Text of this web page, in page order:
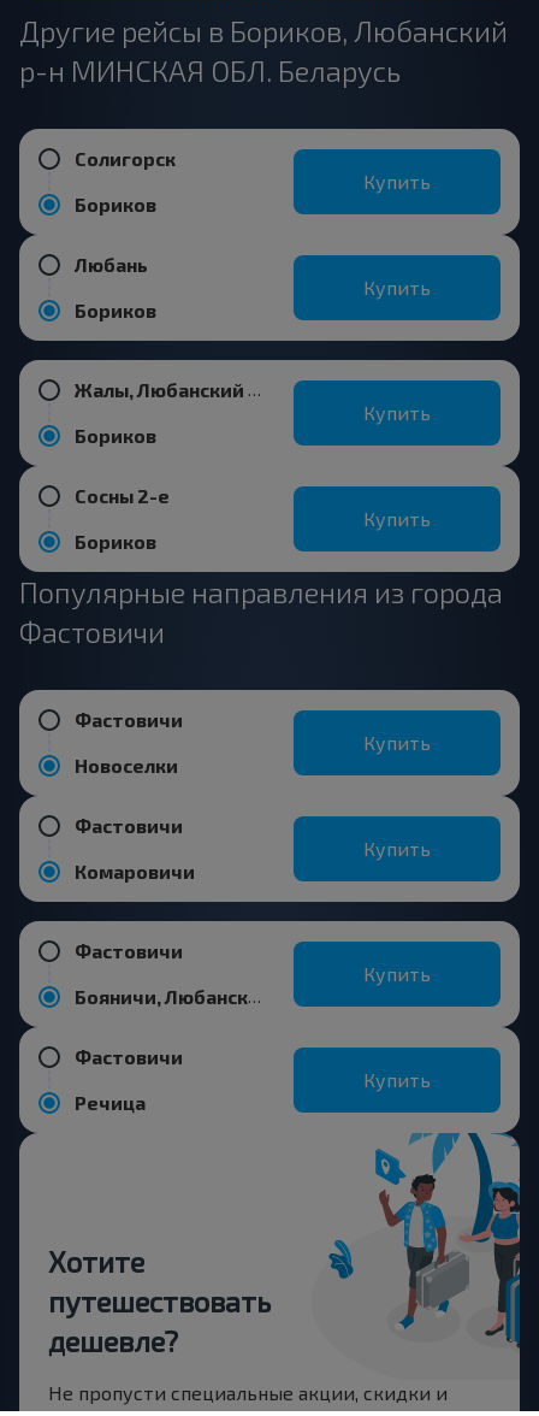
Другие рейсы в Бориков, Любанский
р-н МИНСКАЯ ОБЛ. Беларусь
Солигорск
Бориков
Купить
Любань
Бориков
Купить
Жалы, Любанский р-н МИНСКАЯ ОБЛ. Беларусь
Бориков
Купить
Сосны 2-е
Бориков
Купить
Популярные направления из города
Фастовичи
Фастовичи
Новоселки
Купить
Фастовичи
Комаровичи
Купить
Фастовичи
Бояничи, Любанский р-н МИНСКАЯ ОБЛ. Беларусь
Купить
Фастовичи
Речица
Купить
Хотите
путешествовать
дешевле?
Не пропусти специальные акции, скидки и